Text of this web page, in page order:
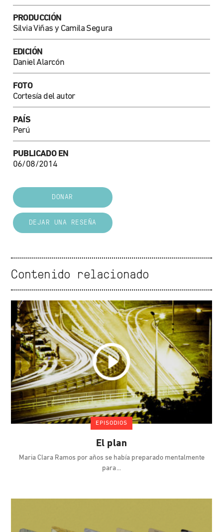
PRODUCCIÓN
Silvia Viñas y Camila Segura
EDICIÓN
Daniel Alarcón
FOTO
Cortesía del autor
PAÍS
Perú
PUBLICADO EN
06/08/2014
DONAR
DEJAR UNA RESEÑA
Contenido relacionado
EPISODIOS
El plan
Maria Clara Ramos por años se había preparado mentalmente
para